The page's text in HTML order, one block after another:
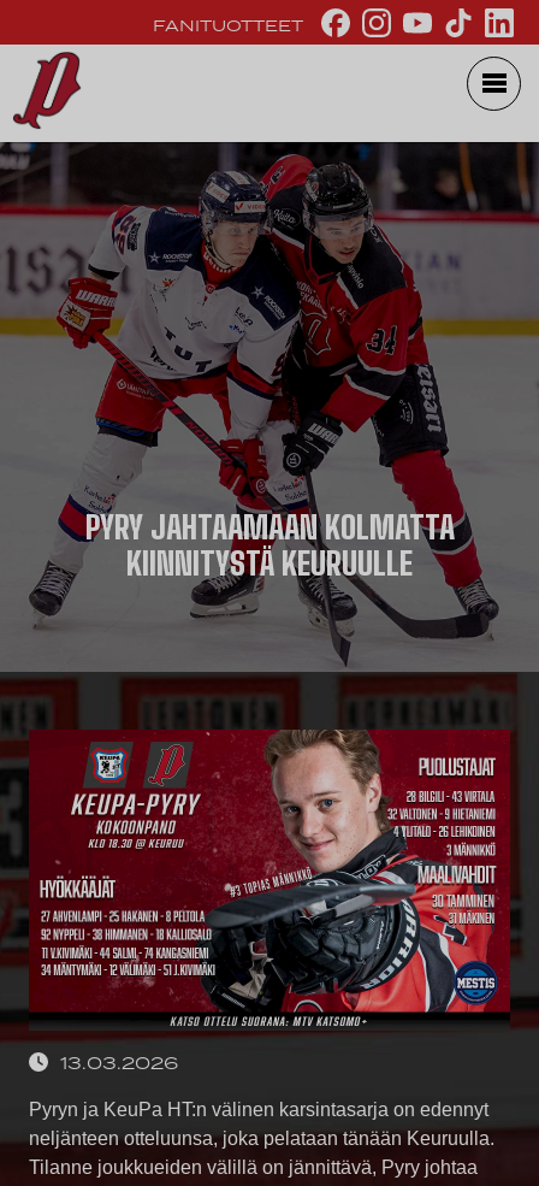
FANITUOTTEET
PYRY JAHTAAMAAN KOLMATTA
KIINNITYSTÄ KEURUULLE
13.03.2026
Pyryn ja KeuPa HT:n välinen karsintasarja on edennyt
neljänteen otteluunsa, joka pelataan tänään Keuruulla.
Tilanne joukkueiden välillä on jännittävä, Pyry johtaa